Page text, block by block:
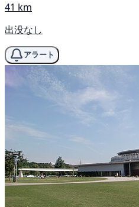
41 km
出没なし
アラート